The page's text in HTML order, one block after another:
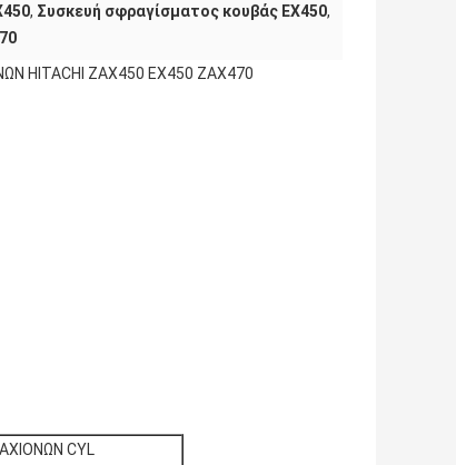
, Συσκευή σφραγίσματος κουβάς EX450,
HITACHI ZAX450 EX450 ZAX470
CYL